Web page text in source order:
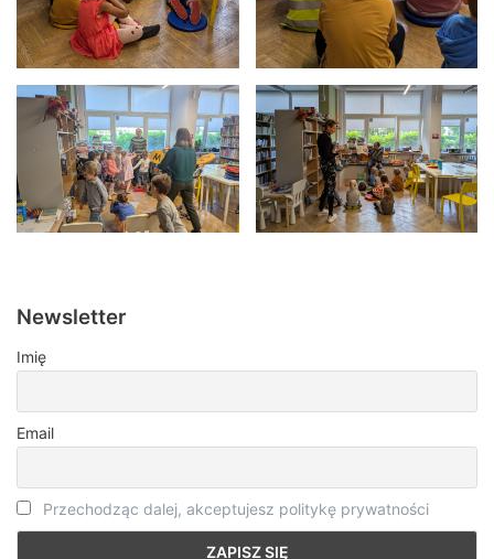
Newsletter
Imię
Email
Przechodząc dalej, akceptujesz politykę prywatności